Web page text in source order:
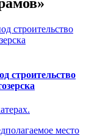
строительство